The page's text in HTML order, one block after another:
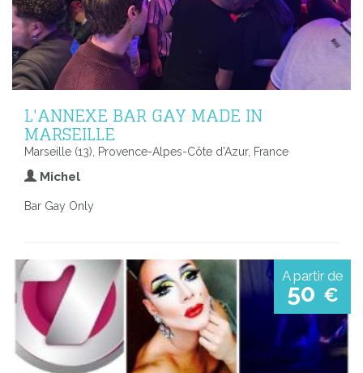
L'ANNEXE BAR GAY MADE IN
MARSEILLE
Marseille (13), Provence-Alpes-Côte d'Azur, France
Michel
Bar Gay Only
A partir de
50 €